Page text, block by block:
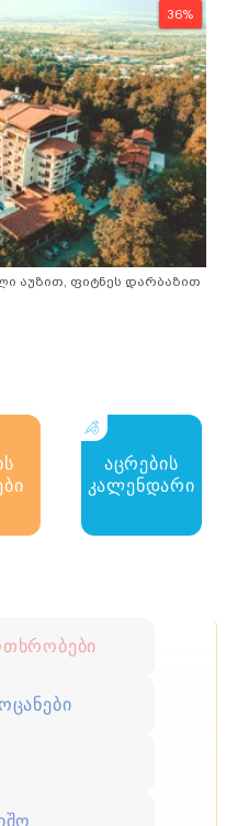
36%
აუზით, ფიტნეს დარბაზით
აცრების
კალენდარი